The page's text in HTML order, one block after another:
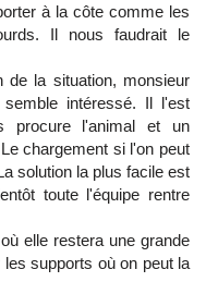
à la côte comme les
Il nous faudrait le
de la situation, monsieur
intéressé. Il l'est
procure l'animal et un
chargement si l'on peut
solution la plus facile est
toute l'équipe rentre
elle restera une grande
supports où on peut la